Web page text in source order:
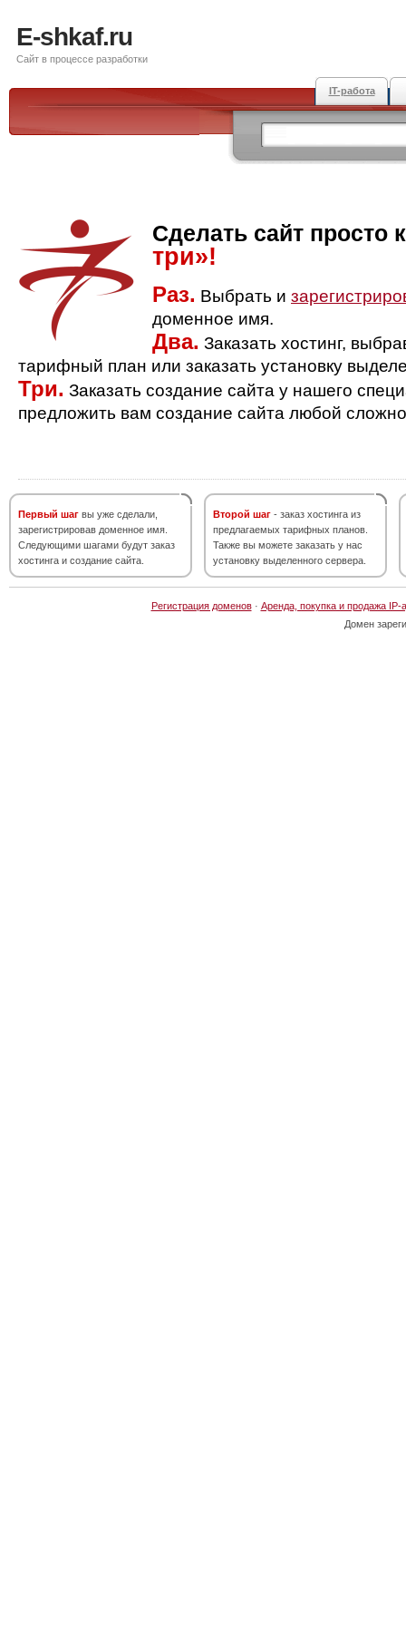
E-shkaf.ru
Сайт в процессе разработки
IT-работа
Сделать сайт просто
три»!
Раз. Выбрать и
доменное имя.
Два. Заказать хостинг,
тарифный план или заказать установку
Три. Заказать создание сайта у нашего
предложить вам создание сайта любой
Первый шаг вы уже сделали,
зарегистрировав доменное имя.
Следующими шагами будут заказ
хостинга и создание сайта.
Второй шаг - заказ хостинга из
предлагаемых тарифных планов.
Также вы можете заказать у нас
установку выделенного сервера.
Регистрация доменов· Аренда, покупка и продажа IP-
Домен